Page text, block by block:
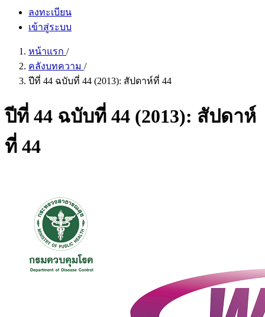
ลงทะเบียน
เข้าสู่ระบบ
หน้าแรก /
คลังบทความ /
ปีที่ 44 ฉบับที่ 44 (2013): สัปดาห์ที่ 44
ปีที่ 44 ฉบับที่ 44 (2013): สัปดาห์
ที่ 44